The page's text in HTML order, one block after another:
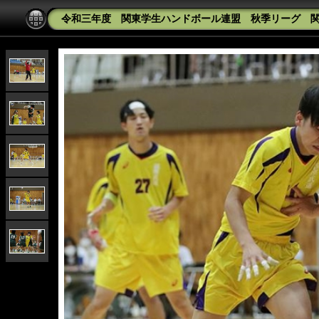
令和三年度 関東学生ハンドボール連盟 秋季リーグ